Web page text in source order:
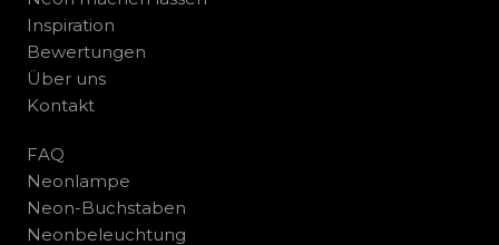
Inspiration
Bewertungen
Über uns
Kontakt
FAQ
Neonlampe
Neon-Buchstaben
Neonbeleuchtung